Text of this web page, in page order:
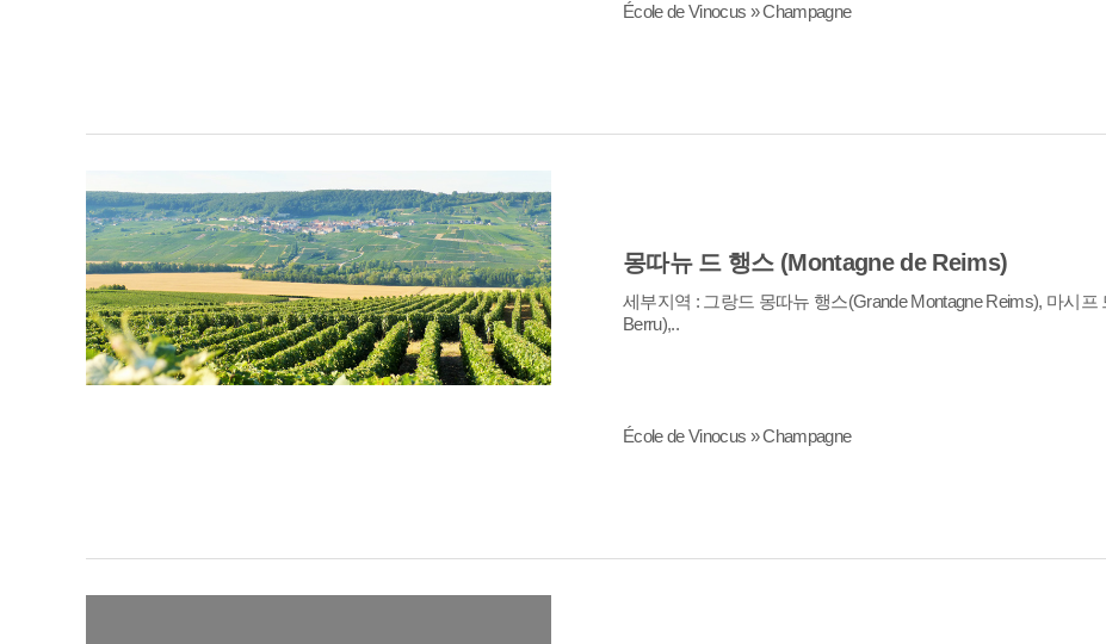
École de Vinocus » Champagne
몽따뉴 드 행스 (Montagne de Reims)
Berru),..
École de Vinocus » Champagne